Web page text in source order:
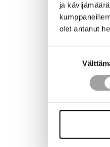
ja
olet antanut